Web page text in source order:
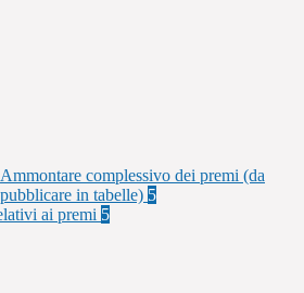
Ammontare complessivo dei premi (da
pubblicare in tabelle) 5
ai premi 5